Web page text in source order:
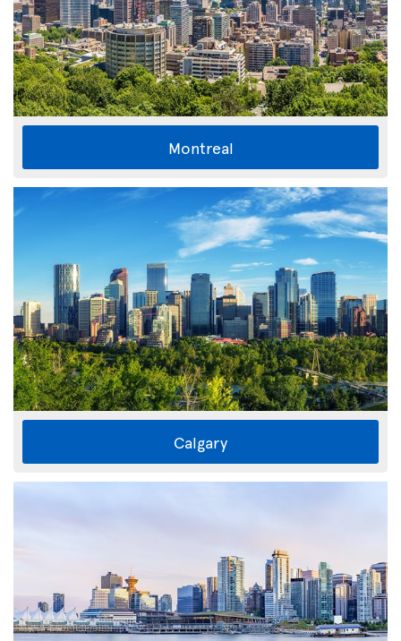
Montreal
Calgary